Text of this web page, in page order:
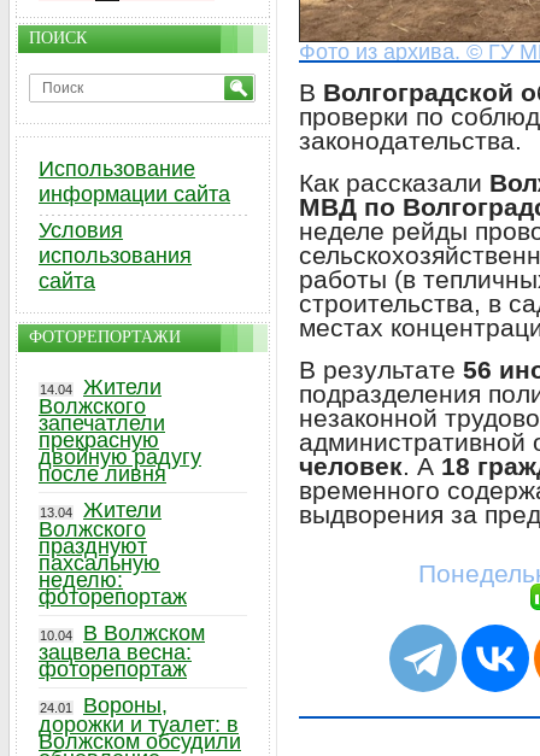
Фото из архива. © ГУ
В Волгоградской
проверки по
законодательства.
Как рассказали
МВД по
неделе рейды
работы (в
строительства, в
местах
В результате 56
подразделения
незаконной
административной
человек. А 18
временного
выдворения за
ПОИСК
Использование
информации сайта
Условия
использования
сайта
ФОТОРЕПОРТАЖИ
14.04
Жители
Волжского
запечатлели
прекрасную
двойную радугу
после ливня
13.04
Жители
Волжского
празднуют
пахсальную
неделю:
фоторепортаж
10.04
В Волжском
зацвела весна:
фоторепортаж
24.01
Вороны,
дорожки и туалет: в
Волжском обсудили